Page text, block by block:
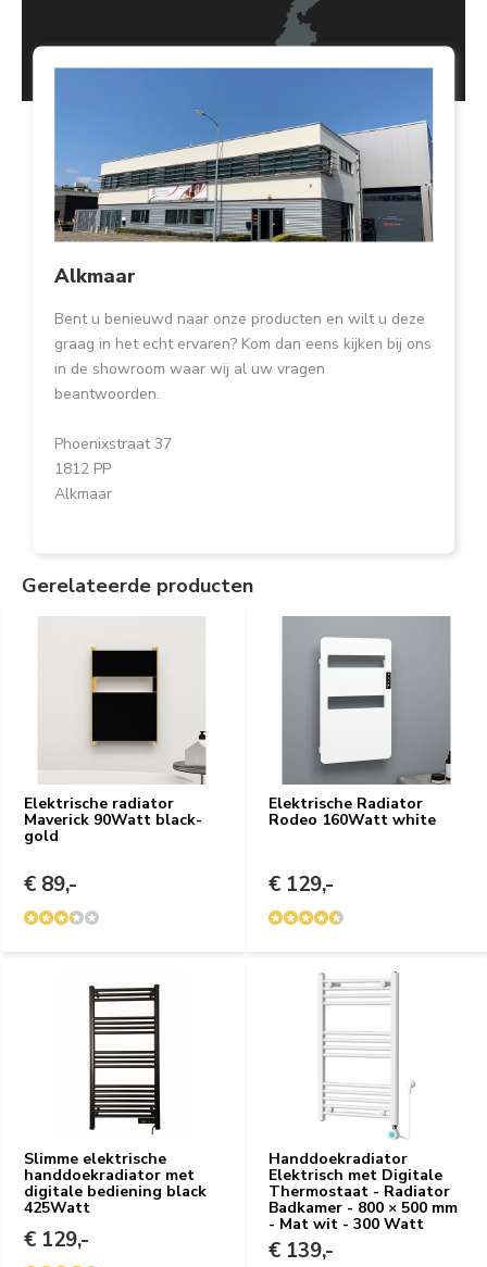
Alkmaar
Bent u benieuwd naar onze producten en wilt u deze
graag in het echt ervaren? Kom dan eens kijken bij ons
in de showroom waar wij al uw vragen
beantwoorden.
Phoenixstraat 37
1812 PP
Alkmaar
Gerelateerde producten
Elektrische radiator
Maverick 90Watt black-
gold
€ 89,-
Elektrische Radiator
Rodeo 160Watt white
€ 129,-
Slimme elektrische
handdoekradiator met
digitale bediening black
425Watt
€ 129,-
Handdoekradiator
Elektrisch met Digitale
Thermostaat - Radiator
Badkamer - 800 × 500 mm
- Mat wit - 300 Watt
€ 139,-